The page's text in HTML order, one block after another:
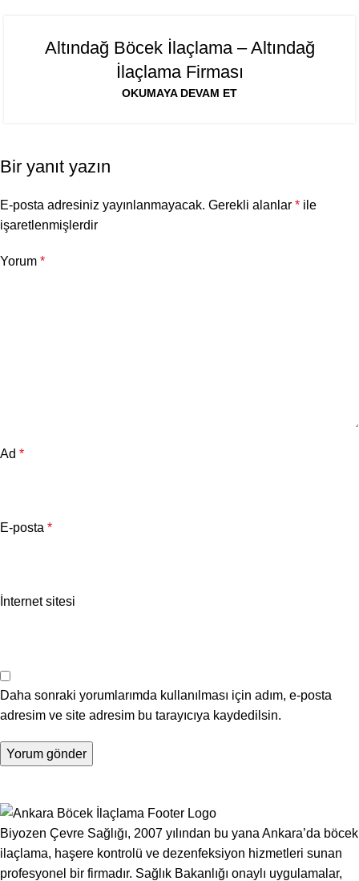
Altındağ Böcek İlaçlama – Altındağ
İlaçlama Firması
OKUMAYA DEVAM ET
Bir yanıt yazın
E-posta adresiniz yayınlanmayacak. Gerekli alanlar * ile
işaretlenmişlerdir
Yorum *
Ad *
E-posta *
İnternet sitesi
Daha sonraki yorumlarımda kullanılması için adım, e-posta
adresim ve site adresim bu tarayıcıya kaydedilsin.
Biyozen Çevre Sağlığı, 2007 yılından bu yana Ankara’da böcek
ilaçlama, haşere kontrolü ve dezenfeksiyon hizmetleri sunan
profesyonel bir firmadır. Sağlık Bakanlığı onaylı uygulamalar,